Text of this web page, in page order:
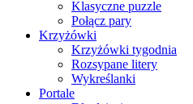
Klasyczne puzzle
Połącz pary
Krzyżówki
Krzyżówki tygodnia
Rozsypane litery
Wykreślanki
Portale